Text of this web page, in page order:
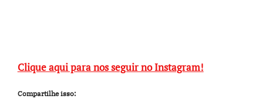
Clique aqui para nos seguir no Instagram!
Compartilhe isso: